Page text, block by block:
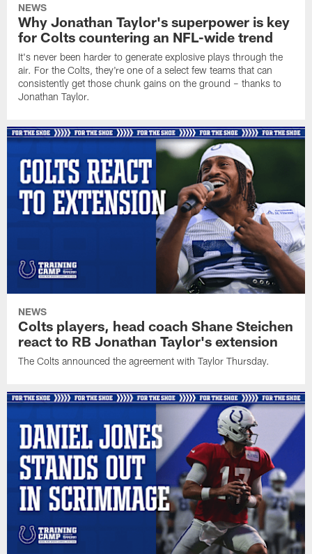
NEWS
Why Jonathan Taylor's superpower is key
for Colts countering an NFL-wide trend
It's never been harder to generate explosive plays through the
air. For the Colts, they're one of a select few teams that can
consistently get those chunk gains on the ground – thanks to
Jonathan Taylor.
NEWS
Colts players, head coach Shane Steichen
react to RB Jonathan Taylor's extension
The Colts announced the agreement with Taylor Thursday.